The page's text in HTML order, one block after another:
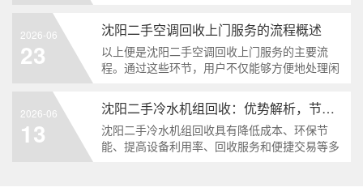
公司都能提供高效的服务，为客户解决后顾之
忧。...
2026-06
23
沈阳二手空调回收上门服务的流程概述
以上便是沈阳二手空调回收上门服务的主要流
程。通过这些环节，用户不仅能够方便地处理闲
有二手空调回收的需求，不妨选择正规、回收公
司，以确保整个过程的顺利和高效。...
2026-06
13
沈阳二手冷水机组回收：优势解析，节能环保新选择
沈阳二手冷水机组回收具有降低成本、环保节
能、提高设备利用率、回收服务和便捷交易等多